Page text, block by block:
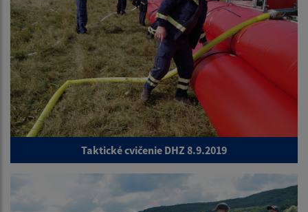
Taktické cvičenie DHZ 8.9.2019